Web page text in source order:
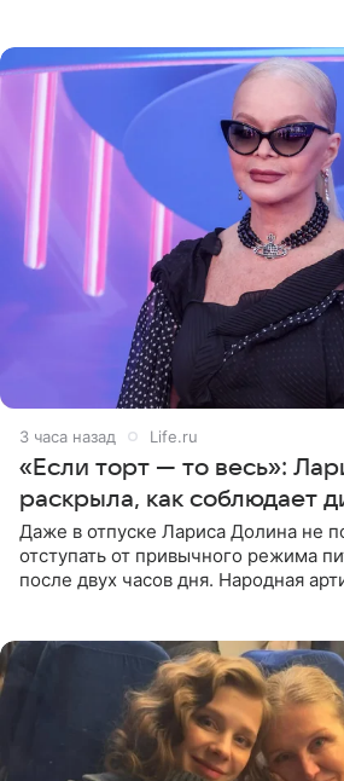
3 часа назад Life.ru
«Если торт — то весь»:
раскрыла, как соблюдает
Даже в отпуске Лариса Долина не
отступать от привычного режима
после двух часов дня. Народная